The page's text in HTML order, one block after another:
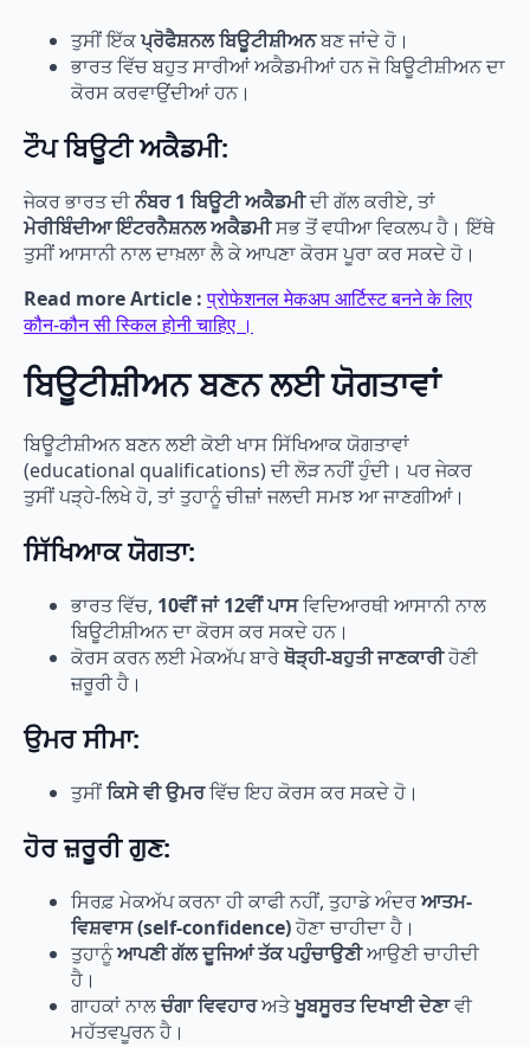
ਤੁਸੀਂ ਇੱਕਪ੍ਰੋਫੈਸ਼ਨਲ ਬਿਊਟੀਸ਼ੀਅਨਬਣ ਜਾਂਦੇ ਹੋ।
ਭਾਰਤ ਵਿੱਚ ਬਹੁਤ ਸਾਰੀਆਂ ਅਕੈਡਮੀਆਂ ਹਨ ਜੋ ਬਿਊਟੀਸ਼ੀਅਨ ਦਾ
ਕੋਰਸ ਕਰਵਾਉਂਦੀਆਂ ਹਨ।
ਟੌਪ ਬਿਊਟੀ ਅਕੈਡਮੀ:
ਜੇਕਰ ਭਾਰਤ ਦੀਨੰਬਰ 1 ਬਿਊਟੀ ਅਕੈਡਮੀਦੀ ਗੱਲ ਕਰੀਏ, ਤਾਂ
ਮੇਰੀਬਿੰਦੀਆ ਇੰਟਰਨੈਸ਼ਨਲ ਅਕੈਡਮੀਸਭ ਤੋਂ ਵਧੀਆ ਵਿਕਲਪ ਹੈ। ਇੱਥੇ
ਤੁਸੀਂ ਆਸਾਨੀ ਨਾਲ ਦਾਖ਼ਲਾ ਲੈ ਕੇ ਆਪਣਾ ਕੋਰਸ ਪੂਰਾ ਕਰ ਸਕਦੇ ਹੋ।
Read more Article : प्रोफेशनल मेकअप आर्टिस्ट बनने के लिए
कौन-कौन सी स्किल होनी चाहिए ।
ਬਿਊਟੀਸ਼ੀਅਨ ਬਣਨ ਲਈ ਯੋਗਤਾਵਾਂ
ਬਿਊਟੀਸ਼ੀਅਨ ਬਣਨ ਲਈ ਕੋਈ ਖਾਸ ਸਿੱਖਿਆਕ ਯੋਗਤਾਵਾਂ
(educational qualifications) ਦੀ ਲੋੜ ਨਹੀਂ ਹੁੰਦੀ। ਪਰ ਜੇਕਰ
ਤੁਸੀਂ ਪੜ੍ਹੇ-ਲਿਖੇ ਹੋ, ਤਾਂ ਤੁਹਾਨੂੰ ਚੀਜ਼ਾਂ ਜਲਦੀ ਸਮਝ ਆ ਜਾਣਗੀਆਂ।
ਸਿੱਖਿਆਕ ਯੋਗਤਾ:
ਭਾਰਤ ਵਿੱਚ, 10ਵੀਂ ਜਾਂ 12ਵੀਂ ਪਾਸਵਿਦਿਆਰਥੀ ਆਸਾਨੀ ਨਾਲ
ਬਿਊਟੀਸ਼ੀਅਨ ਦਾ ਕੋਰਸ ਕਰ ਸਕਦੇ ਹਨ।
ਕੋਰਸ ਕਰਨ ਲਈ ਮੇਕਅੱਪ ਬਾਰੇਥੋੜ੍ਹੀ-ਬਹੁਤੀ ਜਾਣਕਾਰੀਹੋਣੀ
ਜ਼ਰੂਰੀ ਹੈ।
ਉਮਰ ਸੀਮਾ:
ਤੁਸੀਂਕਿਸੇ ਵੀ ਉਮਰਵਿੱਚ ਇਹ ਕੋਰਸ ਕਰ ਸਕਦੇ ਹੋ।
ਹੋਰ ਜ਼ਰੂਰੀ ਗੁਣ:
ਸਿਰਫ਼ ਮੇਕਅੱਪ ਕਰਨਾ ਹੀ ਕਾਫੀ ਨਹੀਂ, ਤੁਹਾਡੇ ਅੰਦਰਆਤਮ-
ਵਿਸ਼ਵਾਸ (self-confidence)ਹੋਣਾ ਚਾਹੀਦਾ ਹੈ।
ਤੁਹਾਨੂੰਆਪਣੀ ਗੱਲ ਦੂਜਿਆਂ ਤੱਕ ਪਹੁੰਚਾਉਣੀਆਉਣੀ ਚਾਹੀਦੀ
ਹੈ।
ਗਾਹਕਾਂ ਨਾਲਚੰਗਾ ਵਿਵਹਾਰਅਤੇਖੂਬਸੂਰਤ ਦਿਖਾਈ ਦੇਣਾਵੀ
ਮਹੱਤਵਪੂਰਨ ਹੈ।